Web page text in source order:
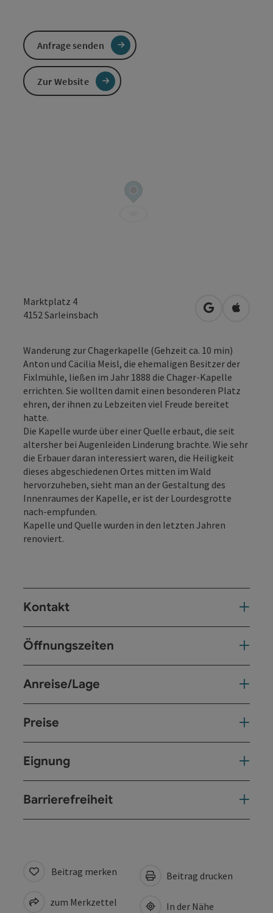
Marktplatz 4
4152 Sarleinsbach in Google
in
Wanderung zur Chagerkapelle (Gehzeit ca. 10 min)
Anton und Cäcilia Meisl, die ehemaligen Besitzer der
Fixlmühle, ließen im Jahr 1888 die Chager-Kapelle
errichten. Sie wollten damit einen besonderen Platz
ehren, der ihnen zu Lebzeiten viel Freude bereitet
hatte.
Die Kapelle wurde über einer Quelle erbaut, die seit
altersher bei Augenleiden Linderung brachte. Wie sehr
die Erbauer daran interessiert waren, die Heiligkeit
dieses abgeschiedenen Ortes mitten im Wald
hervorzuheben, sieht man an der Gestaltung des
Innenraumes der Kapelle, er ist der Lourdesgrotte
nach-empfunden.
Kapelle und Quelle wurden in den letzten Jahren
renoviert.
Kontakt
Öffnungszeiten
Anreise/Lage
Preise
Eignung
Barrierefreiheit
Anfrage senden
Zur Website
Beitrag merken
zum Merkzettel
Beitrag drucken
In der Nähe